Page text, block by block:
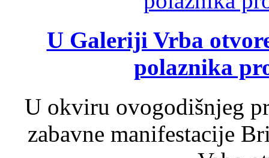
U Galeriji Vrba
polaznika
U okviru ovogodišnjeg
zabavne manifestacije